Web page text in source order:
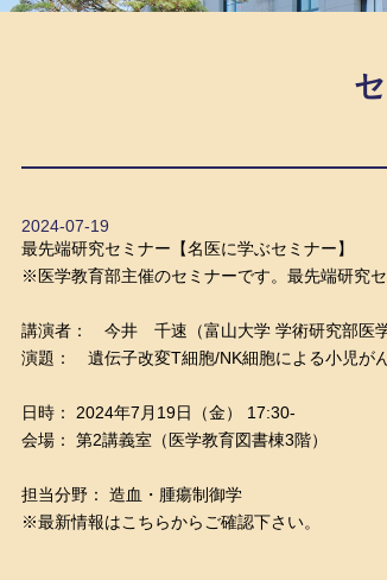
2024-07-19
最先端研究セミナー【名医に学ぶセミナー】
※医学教育部主催のセミナーです。最先端研究
講演者： 今井 千速（富山大学 学術研究部医学
演題： 遺伝子改変T細胞/NK細胞による小児が
日時：
2024年7月19日（金） 17:30-
会場： 第2講義室（医学教育図書棟3階）
担当分野： 造血・腫瘍制御学
※最新情報はこちらからご確認下さい。